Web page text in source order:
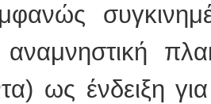
αναμνηστική
ως ένδειξη